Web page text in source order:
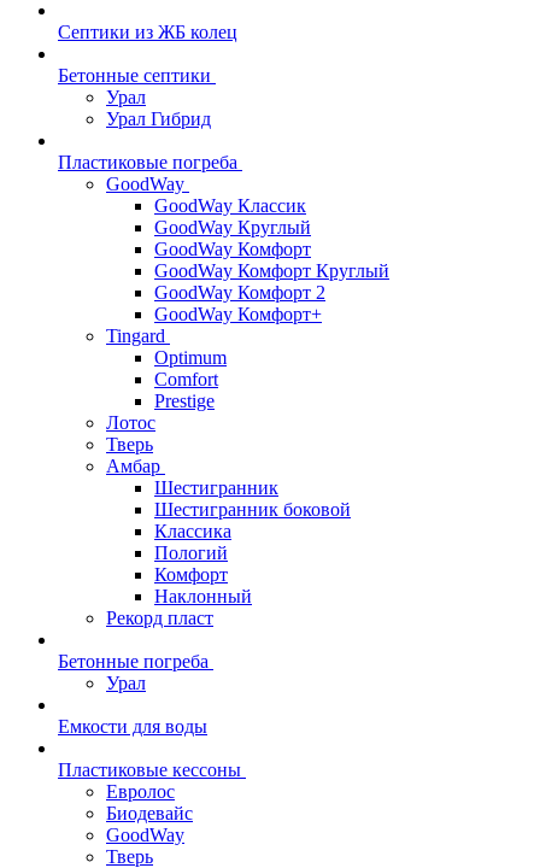
Септики из ЖБ колец
Бетонные септики
Урал
Урал Гибрид
Пластиковые погреба
GoodWay
GoodWay Классик
GoodWay Круглый
GoodWay Комфорт
GoodWay Комфорт Круглый
GoodWay Комфорт 2
GoodWay Комфорт+
Tingard
Optimum
Comfort
Prestige
Лотос
Тверь
Амбар
Шестигранник
Шестигранник боковой
Классика
Пологий
Комфорт
Наклонный
Рекорд пласт
Бетонные погреба
Урал
Емкости для воды
Пластиковые кессоны
Евролос
Биодевайс
GoodWay
Тверь